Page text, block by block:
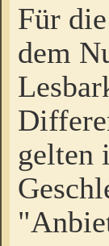
Für
dem
gelten